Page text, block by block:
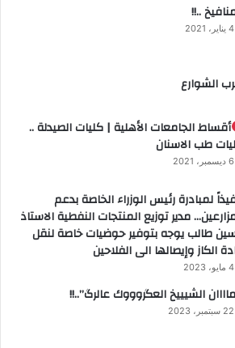
..!!
4 يناير، 2021
الشوارع
أقساط الجامعات الأهلية | كليات الصيدلة ..
طب الاسنان
6 ديسمبر، 2021
لمبادرة رئيس الوزراء الخاصة بدعم
مدير توزيع المنتجات النفطية الاستاذ
طالب يوجه بتوفير حوضيات خاصة لنقل
الكاز وإيصالها الى الفلاحين
4 مايو، 2023
الشيييخ العگروووك عالرگ”..!!
22 سبتمبر، 2023